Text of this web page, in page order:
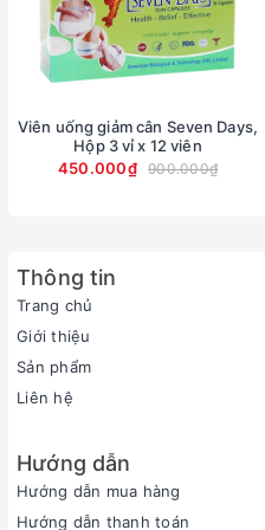
Giảm lượng mỡ ở các
đùi, bắp tay và chân.
Ức chế sự thèm ăn của
có thể kiểm soát được
thể.
tương đương với 28000
Giúp da săn chắc,
Collagen có trong sản
Ngăn ngừa sự loãng
thành phần dưỡng
quá trình giảm cân.
Viên uống giảm cân Seven Days,
Hộp 3 vỉ x 12 viên
450.000₫
900.000₫
Thông tin
Trang chủ
Giới thiệu
Sản phẩm
Liên hệ
Hướng dẫn
Hướng dẫn mua hàng
Hướng dẫn thanh toán